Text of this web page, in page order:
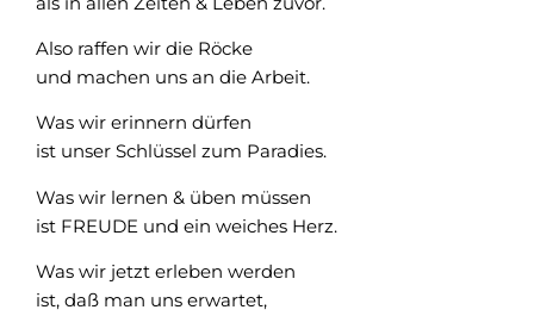
Also raffen wir die Röcke
und machen uns an die Arbeit.
Was wir erinnern dürfen
ist unser Schlüssel zum Paradies.
Was wir lernen & üben müssen
ist FREUDE und ein weiches Herz.
Was wir jetzt erleben werden
ist, daß man uns erwartet,